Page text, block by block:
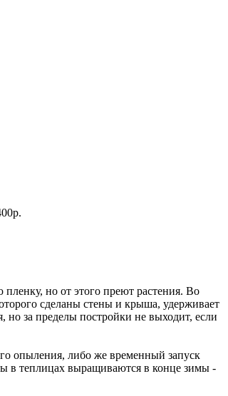
но от этого преют растения. Во
сделаны стены и крыша, удерживает
но за пределы постройки не выходит, если
опыления, либо же временный запуск
в теплицах выращиваются в конце зимы -